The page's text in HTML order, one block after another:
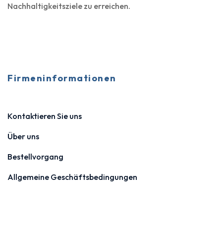
Nachhaltigkeitsziele zu erreichen.
Firmeninformationen
Kontaktieren Sie uns
Über uns
Bestellvorgang
Allgemeine Geschäftsbedingungen